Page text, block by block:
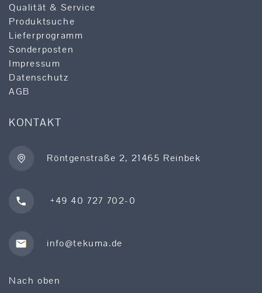
Qualität & Service
Produktsuche
Lieferprogramm
Sonderposten
Impressum
Datenschutz
AGB
KONTAKT
Röntgenstraße 2, 21465 Reinbek
+49 40 727 702-0
info@tekuma.de
Nach oben